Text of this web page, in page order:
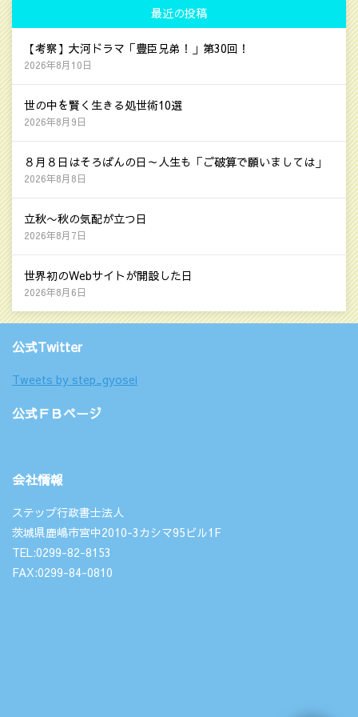
最近の投稿
【考察】大河ドラマ「豊臣兄弟！」第30回！
2026年8月10日
世の中を賢く生きる処世術10選
2026年8月9日
８月８日はそろばんの日～人生も「ご破算で願いましては」
2026年8月8日
立秋〜秋の気配が立つ日
2026年8月7日
世界初のWebサイトが開設した日
2026年8月6日
公式Twitter
Tweets by step_gyosei
公式ＦＢページ
会社情報
ステップ行政書士法人
茨城県鹿嶋市宮中2010-3カシマ95ビル1F
TEL:0299-82-8153
FAX:0299-84-0810